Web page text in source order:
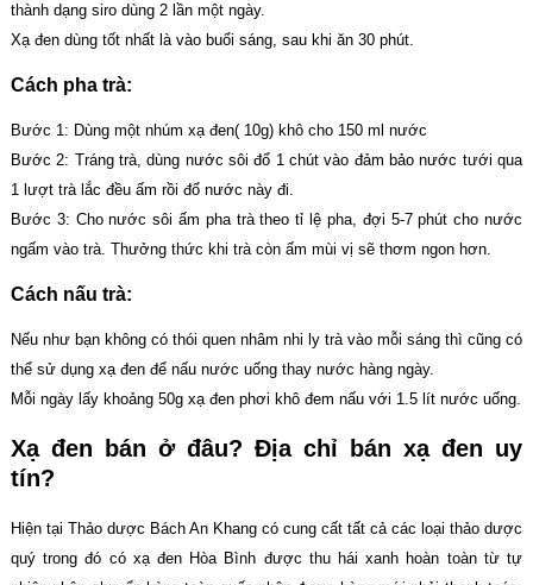
thành dạng siro dùng 2 lần một ngày.
Xạ đen dùng tốt nhất là vào buổi sáng, sau khi ăn 30 phút.
Cách pha trà:
Bước 1: Dùng một nhúm xạ đen( 10g) khô cho 150 ml nước
Bước 2: Tráng trà, dùng nước sôi đổ 1 chút vào đảm bảo nước tưới qua
1 lượt trà lắc đều ấm rồi đổ nước này đi.
Bước 3: Cho nước sôi ấm pha trà theo tỉ lệ pha, đợi 5-7 phút cho nước
ngấm vào trà. Thưởng thức khi trà còn ấm mùi vị sẽ thơm ngon hơn.
Cách nấu trà:
Nếu như bạn không có thói quen nhâm nhi ly trà vào mỗi sáng thì cũng có
thể sử dụng xạ đen để nấu nước uống thay nước hàng ngày.
Mỗi ngày lấy khoảng 50g xạ đen phơi khô đem nấu với 1.5 lít nước uống.
Xạ đen bán ở đâu? Địa chỉ bán xạ đen uy
tín?
Hiện tại Thảo dược Bách An Khang có cung cất tất cả các loại thảo dược
quý trong đó có xạ đen Hòa Bình được thu hái xanh hoàn toàn từ tự